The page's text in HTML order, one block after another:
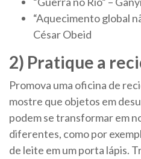
“Aquecimento global
César Obeid
2) Pratique a
Promova uma oficina de
mostre que objetos em
podem se transformar em
diferentes, como por
de leite em um porta lápis.